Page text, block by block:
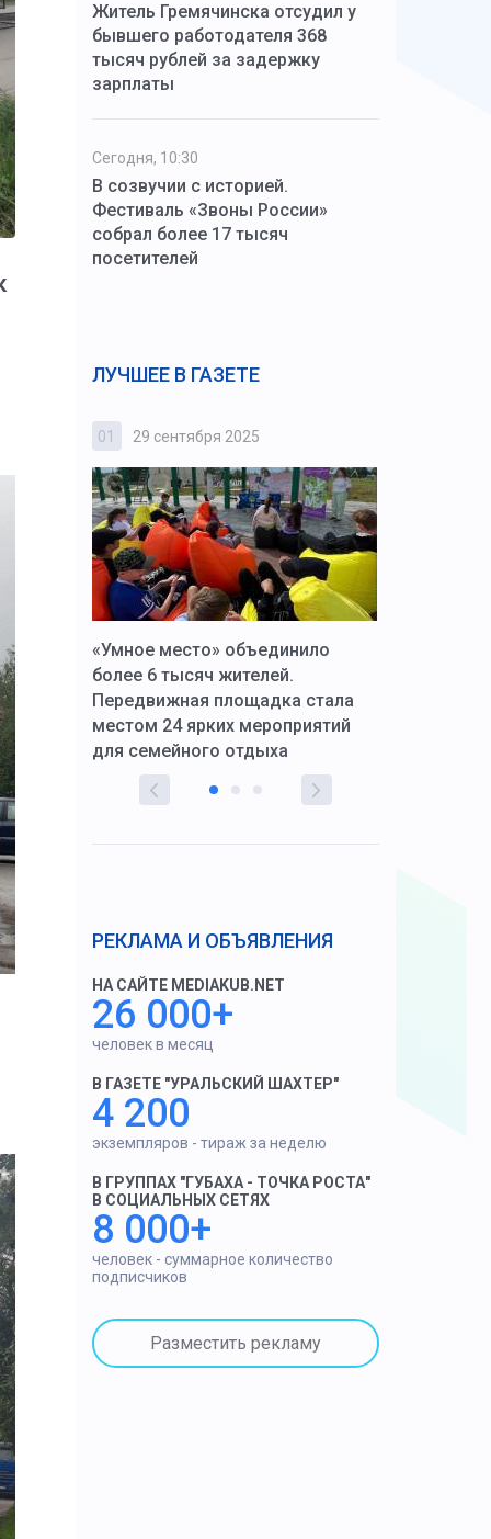
Житель Гремячинска отсудил у
бывшего работодателя 368
тысяч рублей за задержку
зарплаты
Сегодня, 10:30
В созвучии с историей.
Фестиваль «Звоны России»
собрал более 17 тысяч
посетителей
ЛУЧШЕЕ В ГАЗЕТЕ
со
01 29 сентября 2025
«Умное место» объединило
более 6 тысяч жителей.
Передвижная площадка стала
местом 24 ярких мероприятий
для семейного отдыха
РЕКЛАМА И ОБЪЯВЛЕНИЯ
НА САЙТЕ MEDIAKUB.NET
26 000+
человек в месяц
В ГАЗЕТЕ "УРАЛЬСКИЙ ШАХТЕР"
4 200
экземпляров - тираж за неделю
В ГРУППАХ "ГУБАХА - ТОЧКА РОСТА"
В СОЦИАЛЬНЫХ СЕТЯХ
8 000+
человек - суммарное количество
подписчиков
Разместить рекламу